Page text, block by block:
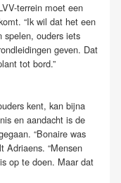
terrein moet een
“Ik wil dat het een
spelen, ouders iets
geven. Dat
tot bord.”
kent, kan bijna
en aandacht is de
“Bonaire was
Adriaens. “Mensen
op te doen. Maar dat